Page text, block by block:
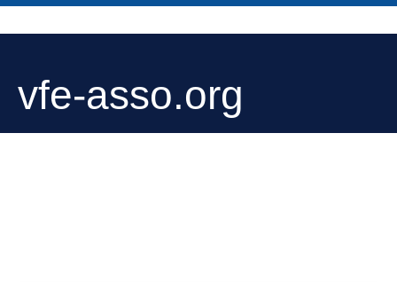
vfe-asso.org